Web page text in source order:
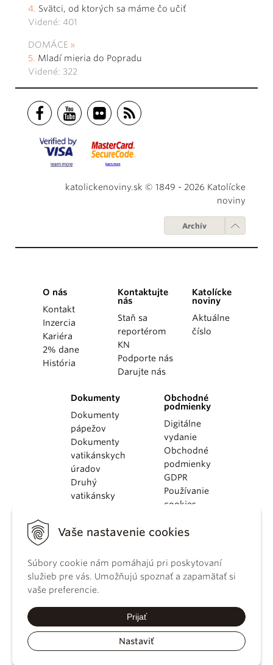
Vaše nastavenie cookies
Súbory cookie nám pomáhajú pri poskytovaní
služieb pre vás. Umožňujú spoznať a zapamätať si
vaše preferencie.
Prijať
Nastaviť
Svätci, od ktorých sa máme čo učiť
Videné: 401
DOMÁCE
Mladí mieria do Popradu
Videné: 322
katolickenoviny.sk © 1849 - 2026 Katolícke
noviny
Archív
O nás
Kontakt
Inzercia
Kariéra
2% dane
História
Kontaktujte
nás
Staň sa
reportérom
KN
Podporte nás
Darujte nás
Katolícke
noviny
Aktuálne
číslo
Dokumenty
Dokumenty
pápežov
Dokumenty
vatikánskych
úradov
Druhý
vatikánsky
KBS
kánonického
práva
Katechizmus
Obchodné
podmienky
Digitálne
vydanie
Obchodné
podmienky
GDPR
Používanie
cookies